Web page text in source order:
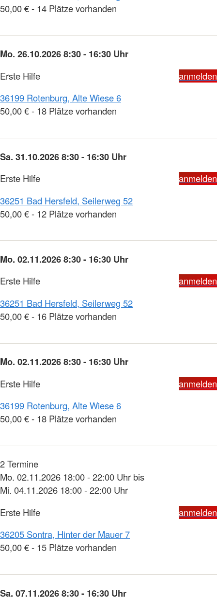
50,00 € - 14 Plätze vorhanden
Mo. 26.10.2026 8:30 - 16:30 Uhr
Erste Hilfe
anmelden
36199 Rotenburg, Alte Wiese 6
50,00 € - 18 Plätze vorhanden
Sa. 31.10.2026 8:30 - 16:30 Uhr
Erste Hilfe
anmelden
36251 Bad Hersfeld, Seilerweg 52
50,00 € - 12 Plätze vorhanden
Mo. 02.11.2026 8:30 - 16:30 Uhr
Erste Hilfe
anmelden
36251 Bad Hersfeld, Seilerweg 52
50,00 € - 16 Plätze vorhanden
Mo. 02.11.2026 8:30 - 16:30 Uhr
Erste Hilfe
anmelden
36199 Rotenburg, Alte Wiese 6
50,00 € - 18 Plätze vorhanden
2 Termine
Mo. 02.11.2026 18:00 - 22:00 Uhr bis
Mi. 04.11.2026 18:00 - 22:00 Uhr
Erste Hilfe
anmelden
36205 Sontra, Hinter der Mauer 7
50,00 € - 15 Plätze vorhanden
Sa. 07.11.2026 8:30 - 16:30 Uhr